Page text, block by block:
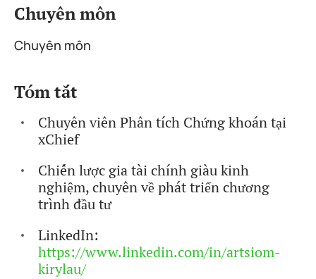
Chuyên môn
Chuyên môn
Tóm tắt
Chuyên viên Phân tích Chứng khoán tại
xChief
Chiến lược gia tài chính giàu kinh
nghiệm, chuyên về phát triển chương
trình đầu tư
LinkedIn:
https://www.linkedin.com/in/artsiom-
kirylau/